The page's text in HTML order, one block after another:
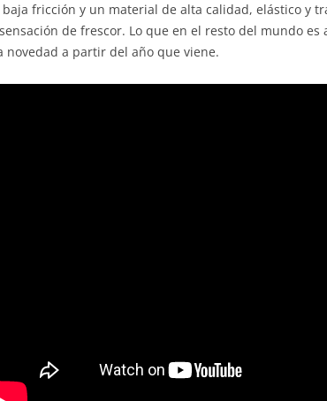
fricción y un material de alta calidad, elástico y
de frescor. Lo que en el resto del mundo
novedad a partir del año que viene.